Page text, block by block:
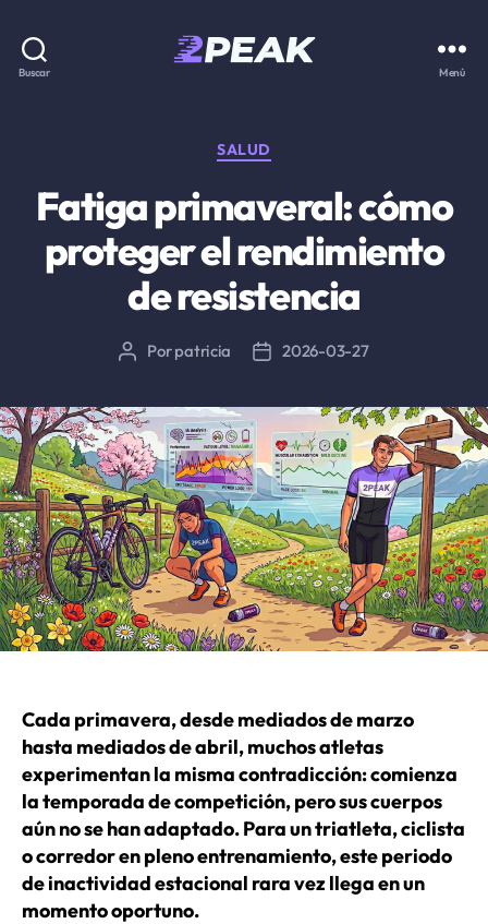
Buscar Menú
Categorías
SALUD
Fatiga primaveral: cómo
proteger el rendimiento
de resistencia
Autor
entrada
Porpatricia
Fecha2026-03-27
Cada primavera, desde mediados de marzo
hasta mediados de abril, muchos atletas
experimentan la misma contradicción: comienza
la temporada de competición, pero sus cuerpos
aún no se han adaptado. Para un triatleta, ciclista
o corredor en pleno entrenamiento, este periodo
de inactividad estacional rara vez llega en un
momento oportuno.